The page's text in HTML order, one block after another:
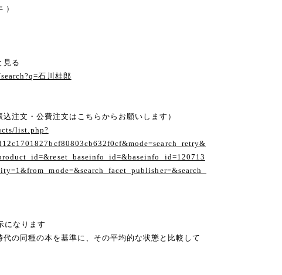
）
見る
石川桂郎
注文・公費注文はこちらからお願いします）
list.php?
になります
の同種の本を基準に、その平均的な状態と比較して